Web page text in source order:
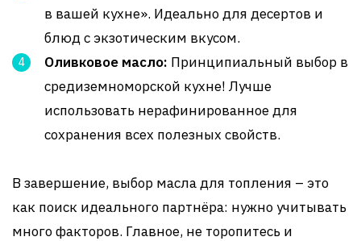
в вашей кухне». Идеально для десертов и
блюд с экзотическим вкусом.
Оливковое масло: Принципиальный выбор в
средиземноморской кухне! Лучше
использовать нерафинированное для
сохранения всех полезных свойств.
В завершение, выбор масла для топления – это
как поиск идеального партнёра: нужно учитывать
много факторов. Главное, не торопитесь и